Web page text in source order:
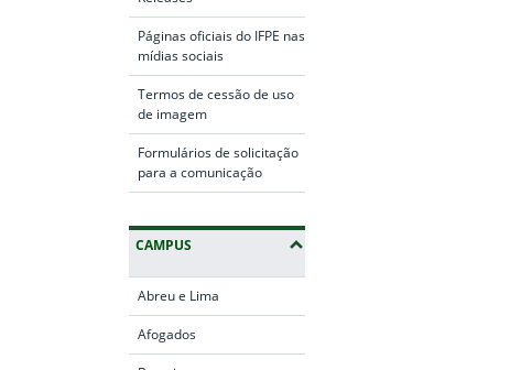
Páginas oficiais do IFPE nas
mídias sociais
Termos de cessão de uso
de imagem
Formulários de solicitação
para a comunicação
CAMPUS
Abreu e Lima
Afogados